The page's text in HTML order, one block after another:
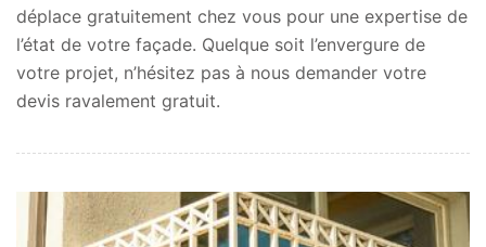
déplace gratuitement chez vous pour une expertise de
l’état de votre façade. Quelque soit l’envergure de
votre projet, n’hésitez pas à nous demander votre
devis ravalement gratuit.